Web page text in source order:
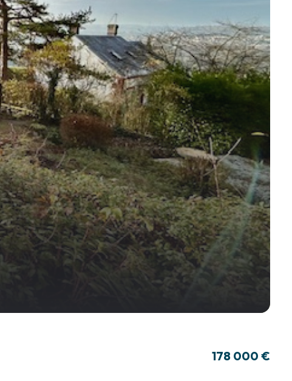
178 000 €